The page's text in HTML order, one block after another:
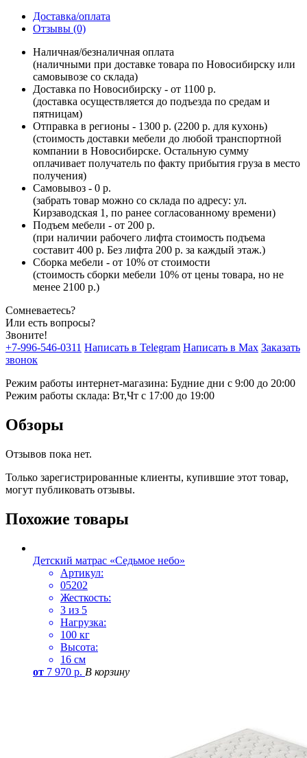
Доставка/оплата
Отзывы (0)
Наличная/безналичная оплата
(наличными при доставке товара по Новосибирску или
самовывозе со склада)
Доставка по Новосибирску - от 1100 р.
(доставка осуществляется до подъезда по средам и
пятницам)
Отправка в регионы - 1300 р. (2200 р. для кухонь)
(стоимость доставки мебели до любой транспортной
компании в Новосибирске. Остальную сумму
оплачивает получатель по факту прибытия груза в место
получения)
Самовывоз - 0 р.
(забрать товар можно со склада по адресу: ул.
Кирзаводская 1, по ранее согласованному времени)
Подъем мебели - от 200 р.
(при наличии рабочего лифта стоимость подъема
составит 400 р. Без лифта 200 р. за каждый этаж.)
Сборка мебели - от 10% от стоимости
(стоимость сборки мебели 10% от цены товара, но не
менее 2100 р.)
Сомневаетесь?
Или есть вопросы?
Звоните!
+7-996-546-0311 Написать в Telegram Написать в Max Заказать
звонок
Режим работы интернет-магазина: Будние дни с 9:00 до 20:00
Режим работы склада: Вт,Чт с 17:00 до 19:00
Обзоры
Отзывов пока нет.
Только зарегистрированные клиенты, купившие этот товар,
могут публиковать отзывы.
Похожие товары
Детский матрас «Седьмое небо»
Артикул:
05202
Жесткость:
3 из 5
Нагрузка:
100 кг
Высота:
16 см
от 7 970 р. В корзину